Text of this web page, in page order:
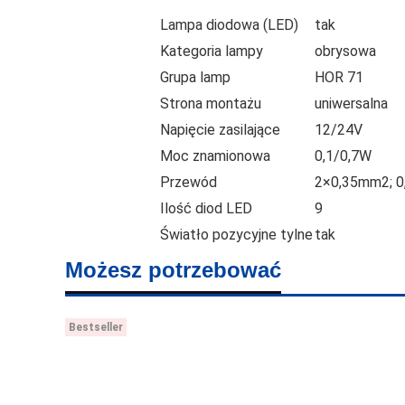
Lampa diodowa (LED)
tak
Kategoria lampy
obrysowa
Grupa lamp
HOR 71
Strona montażu
uniwersalna
Napięcie zasilające
12/24V
Moc znamionowa
0,1/0,7W
Przewód
2×0,35mm2;
Ilość diod LED
9
Światło pozycyjne tylne tak
Możesz potrzebować
Bestseller